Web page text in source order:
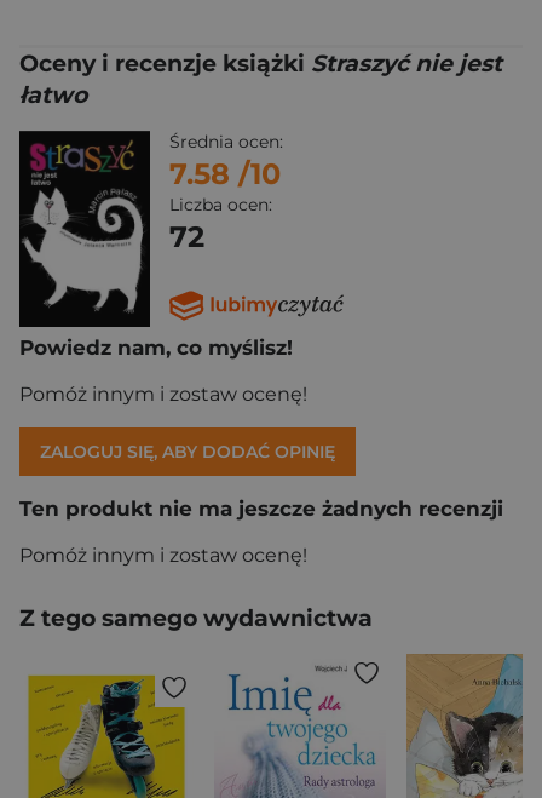
Oceny i recenzje książki Straszyć nie jest
łatwo
Średnia ocen:
7.58 /10
Liczba ocen:
72
Powiedz nam, co myślisz!
Pomóż innym i zostaw ocenę!
ZALOGUJ SIĘ, ABY DODAĆ OPINIĘ
Ten produkt nie ma jeszcze żadnych recenzji
Pomóż innym i zostaw ocenę!
Z tego samego wydawnictwa